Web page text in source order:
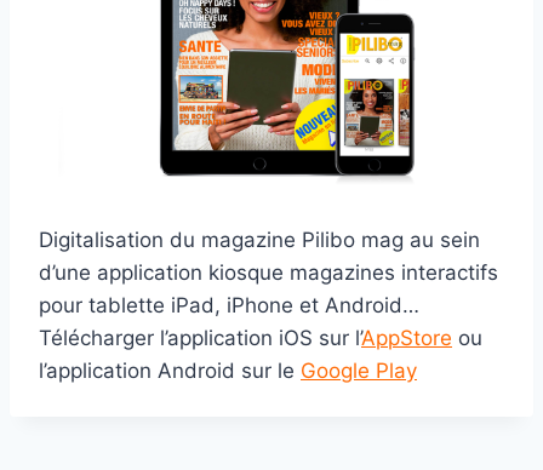
Digitalisation du magazine Pilibo mag au sein
d’une application kiosque magazines interactifs
pour tablette iPad, iPhone et Android…
Télécharger l’application iOS sur l’AppStore ou
l’application Android sur le Google Play